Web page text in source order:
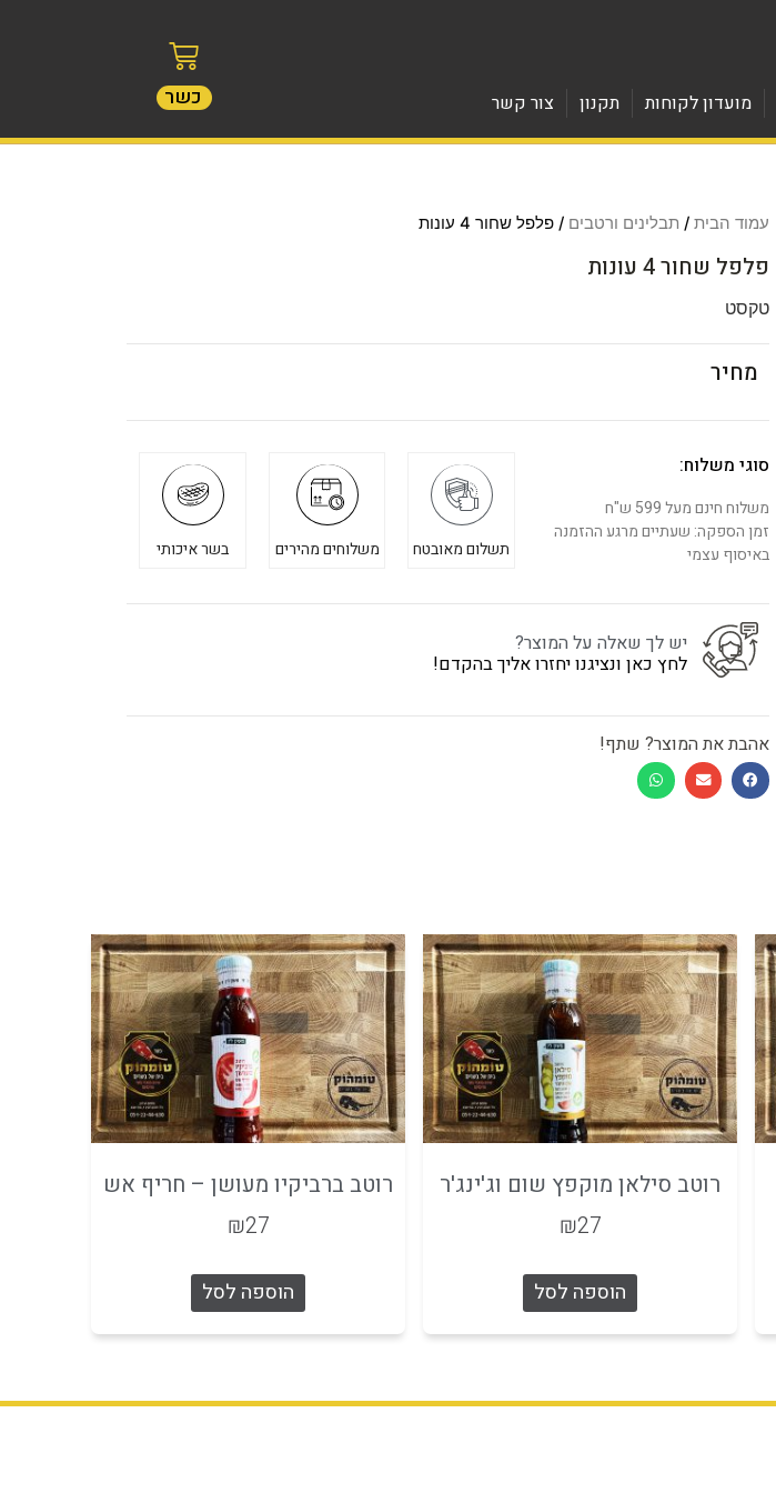
מועדון לקוחות תקנון צור קשר כשר
עמוד הבית/ תבלינים ורטבים / פלפל שחור 4 עונות
פלפל שחור 4 עונות
טקסט
מחיר
סוגי משלוח:
משלוח חינם מעל 599 ש"ח
זמן הספקה: שעתיים מרגע ההזמנה
באיסוף עצמי
תשלום מאובטח משלוחים מהירים בשר איכותי
יש לך שאלה על המוצר?
לחץ כאן ונציגנו יחזרו אליך בהקדם!
אהבת את המוצר? שתף!
רוטב סילאן מוקפץ שום וג'ינג'ר
₪27
הוספה לסל
רוטב ברביקיו מעושן – חריף אש
₪27
הוספה לסל